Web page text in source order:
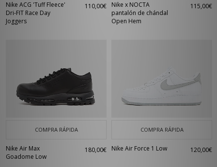
Nike ACG 'Tuff Fleece'
Dri-FIT Race Day
Joggers
110,00€
Nike x NOCTA
pantalón de chándal
Open Hem
115,00€
COMPRA RÁPIDA
Nike Air Max
Goadome Low
180,00€
COMPRA RÁPIDA
Nike Air Force 1 Low 120,00€